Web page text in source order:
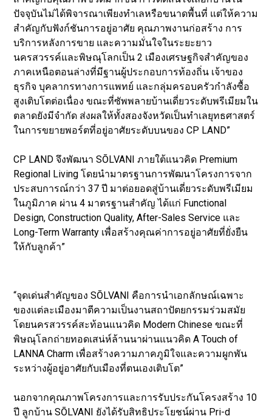
ปัจจุบันไม่ได้พิจารณาเพียงทำเลหรือขนาดพื้นที่ แต่ให้ความ
สำคัญกับฟังก์ชันการอยู่อาศัย คุณภาพงานก่อสร้าง การ
บริการหลังการขาย และความมั่นใจในระยะยาว
นครสวรรค์และพิษณุโลกเป็น 2 เมืองเศรษฐกิจสำคัญของ
ภาคเหนือตอนล่างที่มีฐานผู้ประกอบการท้องถิ่น เจ้าของ
ธุรกิจ บุคลากรทางการแพทย์ และกลุ่มครอบครัวกำลังซื้อ
สูงเติบโตต่อเนื่อง ขณะที่ซัพพลายบ้านเดี่ยวระดับพรีเมียมใน
ตลาดยังมีจำกัด ส่งผลให้ทั้งสองจังหวัดเป็นทำเลยุทธศาสตร์
ในการขยายพอร์ตที่อยู่อาศัยระดับบนของ CP LAND”
CP LAND จึงพัฒนา SŌLVANI ภายใต้แนวคิด Premium
Regional Living โดยนำมาตรฐานการพัฒนาโครงการจาก
ประสบการณ์กว่า 37 ปี มาต่อยอดสู่บ้านเดี่ยวระดับพรีเมียม
ในภูมิภาค ผ่าน 4 มาตรฐานสำคัญ ได้แก่ Functional
Design, Construction Quality, After-Sales Service และ
Long-Term Warranty เพื่อสร้างคุณค่าการอยู่อาศัยที่ยั่งยืน
ให้กับลูกค้า”
“จุดเด่นสำคัญของ SŌLVANI คือการนำเอกลักษณ์เฉพาะ
ของแต่ละเมืองมาตีความเป็นงานสถาปัตยกรรมร่วมสมัย
โดยนครสวรรค์สะท้อนแนวคิด Modern Chinese ขณะที่
พิษณุโลกถ่ายทอดเสน่ห์ล้านนาผ่านแนวคิด A Touch of
LANNA Charm เพื่อสร้างความภาคภูมิใจและความผูกพัน
ระหว่างผู้อยู่อาศัยกับเมืองที่ตนเองเติบโต”
นอกจากคุณภาพโครงการและการรับประกันโครงสร้าง 10
ปี ลูกบ้าน SŌLVANI ยังได้รับสิทธิประโยชน์ผ่าน Pri-d